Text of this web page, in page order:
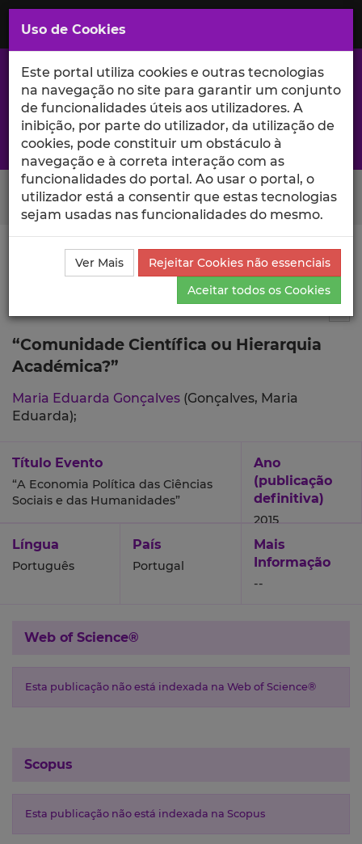
Saltar
para
Conteúdo
Principal
A excelência da investigação e ciência no Iscte
Search Button
Ciência_Iscte Comunicações
Descrição Detalhada
da Comunicação
“Comunidade Científica ou Hierarquia
Académica?”
Maria Eduarda Gonçalves (Gonçalves, Maria
Eduarda);
Título Evento
“A Economia Política das Ciências
Sociais e das Humanidades”
Ano
(publicação
definitiva)
2015
Língua
Português
País
Portugal
Mais
Informação
--
Web of Science®
Esta publicação não está indexada na Web of Science®
Scopus
Esta publicação não está indexada na Scopus
Uso de Cookies
Este portal utiliza cookies e outras tecnologias
na navegação no site para garantir um conjunto
de funcionalidades úteis aos utilizadores. A
inibição, por parte do utilizador, da utilização de
cookies, pode constituir um obstáculo à
navegação e à correta interação com as
funcionalidades do portal. Ao usar o portal, o
utilizador está a consentir que estas tecnologias
sejam usadas nas funcionalidades do mesmo.
Ver Mais
Rejeitar Cookies não essenciais
Aceitar todos os Cookies